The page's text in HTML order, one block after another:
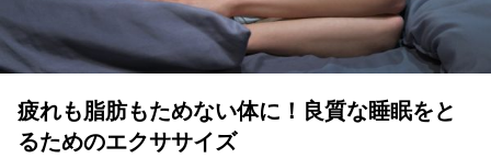
疲れも脂肪もためない体に！良質な睡眠をと
るためのエクササイズ